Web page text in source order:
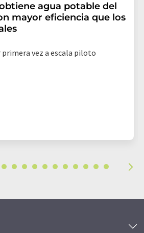
agua potable del
mayor eficiencia que los
primera vez a escala piloto